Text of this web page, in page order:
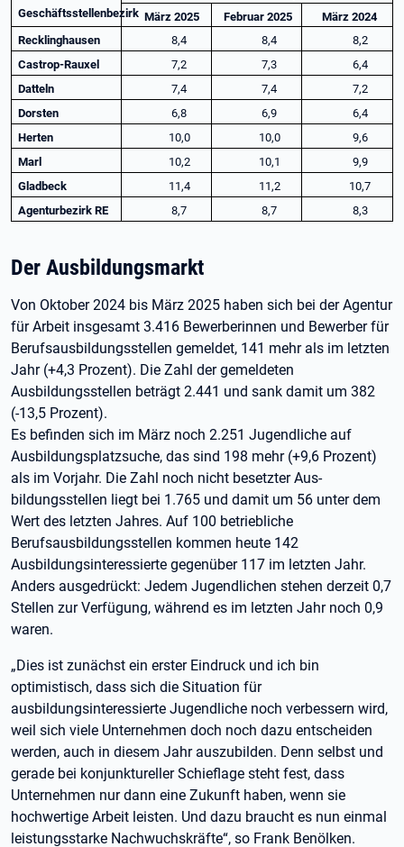
GeschäftsstellenbezirkMärz 2025
Februar 2025
März 2024
Recklinghausen
8,4 8,4
8,2
Castrop-Rauxel
7,2 7,3
6,4
Datteln
7,4 7,4
7,2
Dorsten
6,8 6,9
6,4
Herten
10,0 10,0
9,6
Marl
10,2 10,1
9,9
Gladbeck
11,4 11,2
10,7
Agenturbezirk RE
8,7 8,7 8,3
Der Ausbildungsmarkt
Von Oktober 2024 bis März 2025 haben sich bei der Agentur
für Arbeit insgesamt 3.416 Bewerberinnen und Bewerber für
Berufsausbildungsstellen gemeldet, 141 mehr als im letzten
Jahr (+4,3 Prozent). Die Zahl der gemeldeten
Ausbildungsstellen beträgt 2.441 und sank damit um 382
(-13,5 Prozent).
Es befinden sich im März noch 2.251 Jugendliche auf
Ausbildungsplatzsuche, das sind 198 mehr (+9,6 Prozent)
als im Vorjahr. Die Zahl noch nicht besetzter Aus-
bildungsstellen liegt bei 1.765 und damit um 56 unter dem
Wert des letzten Jahres. Auf 100 betriebliche
Berufsausbildungsstellen kommen heute 142
Ausbildungsinteressierte gegenüber 117 im letzten Jahr.
Anders ausgedrückt: Jedem Jugendlichen stehen derzeit 0,7
Stellen zur Verfügung, während es im letzten Jahr noch 0,9
waren.
„Dies ist zunächst ein erster Eindruck und ich bin
optimistisch, dass sich die Situation für
ausbildungsinteressierte Jugendliche noch verbessern wird,
weil sich viele Unternehmen doch noch dazu entscheiden
werden, auch in diesem Jahr auszubilden. Denn selbst und
gerade bei konjunktureller Schieflage steht fest, dass
Unternehmen nur dann eine Zukunft haben, wenn sie
hochwertige Arbeit leisten. Und dazu braucht es nun einmal
leistungsstarke Nachwuchskräfte“, so Frank Benölken.